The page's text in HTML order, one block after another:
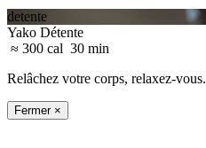
detente
Yako Détente
≈ 300 cal 30 min
Relâchez votre corps, relaxez-vous.
Fermer ×